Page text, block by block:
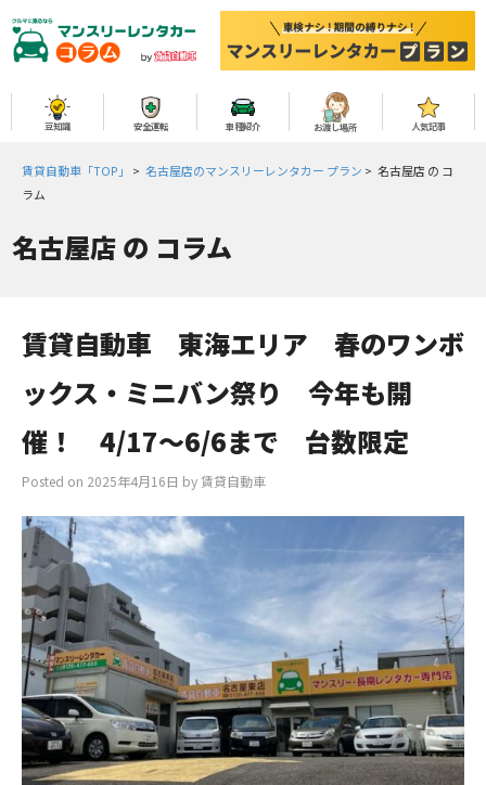
豆知識 安全運転 車種紹介 お渡し場所 人気記事
賃貸自動車「TOP」 > 名古屋店のマンスリーレンタカー プラン > 名古屋店 の コ
ラム
名古屋店 の コラム
賃貸自動車 東海エリア 春のワンボ
ックス・ミニバン祭り 今年も開
催！ 4/17～6/6まで 台数限定
Posted on 2025年4月16日 by賃貸自動車